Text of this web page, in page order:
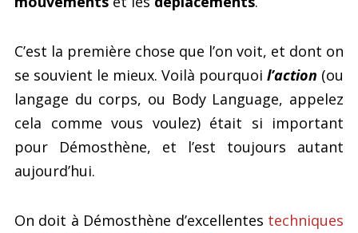
C’est la première chose que l’on voit, et dont on
se souvient le mieux. Voilà pourquoi l’action (ou
langage du corps, ou Body Language, appelez
cela comme vous voulez) était si important
pour Démosthène, et l’est toujours autant
aujourd’hui.
On doit à Démosthène d’excellentes techniques